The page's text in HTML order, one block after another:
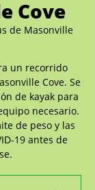
Cove
de Masonville
un recorrido
Cove. Se
de kayak para
necesario.
de peso y las
19 antes de